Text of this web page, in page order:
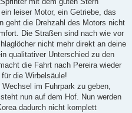
leiser Motor, ein Getriebe, das
geht die Drehzahl des Motors nicht
Die Straßen sind nach wie vor
nicht mehr direkt an deine
qualitativer Unterschied zu den
die Fahrt nach Pereira wieder
die Wirbelsäule!
im Fuhrpark zu geben,
nun auf dem Hof. Nun werden
dadurch nicht komplett